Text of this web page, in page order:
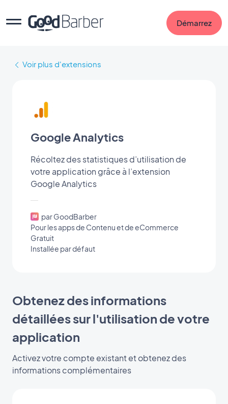
Démarrez
Voir plus d'extensions
Google Analytics
Récoltez des statistiques d’utilisation de
votre application grâce à l’extension
Google Analytics
par GoodBarber
Pour les apps de Contenu et de eCommerce
Gratuit
Installée par défaut
Obtenez des informations
détaillées sur l'utilisation de votre
application
Activez votre compte existant et obtenez des
informations complémentaires